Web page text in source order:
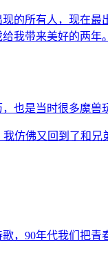
的所有人，现在
我带来美好的两年。
也是当时很多魔兽
仿佛又回到了和兄
，90年代我们把青